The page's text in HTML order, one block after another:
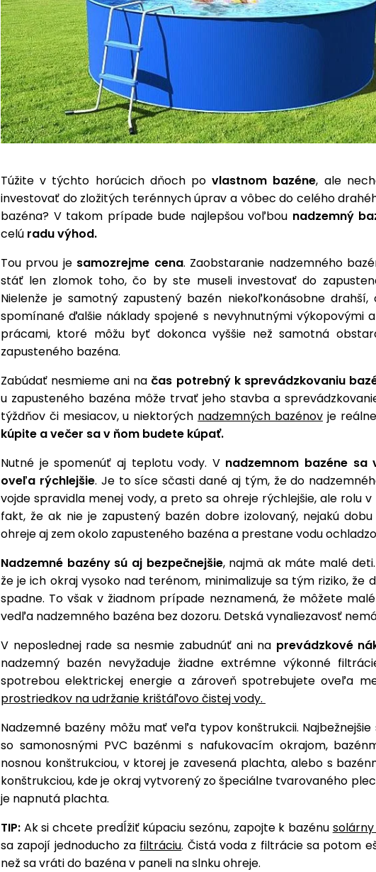
Túžite v týchto horúcich dňoch povlastnom bazéne, ale
investovať do zložitých terénnych úprav a vôbec do celého
bazéna? V takom prípade bude najlepšou voľbou nadzemný
celú radu výhod.
Tou prvou je samozrejme cena. Zaobstaranie nadzemného
stáť len zlomok toho, čo by ste museli investovať do
Nielenže je samotný zapustený bazén niekoľkonásobne drahší,
spomínané ďalšie náklady spojené s nevyhnutnými výkopovými
prácami, ktoré môžu byť dokonca vyššie než samotná
zapusteného bazéna.
Zabúdať nesmieme ani na čas potrebný k sprevádzkovaniu
u zapusteného bazéna môže trvať jeho stavba a
týždňov či mesiacov, u niektorých nadzemných bazénovje
kúpite a večer sa v ňom budete kúpať.
Nutné je spomenúť aj teplotu vody. V nadzemnom bazéne sa
oveľa rýchlejšie. Je to síce sčasti dané aj tým, že do
vojde spravidla menej vody, a preto sa ohreje rýchlejšie, ale rolu
fakt, že ak nie je zapustený bazén dobre izolovaný, nejakú
ohreje aj zem okolo zapusteného bazéna a prestane vodu
Nadzemné bazény sú aj bezpečnejšie, najmä ak máte malé
že je ich okraj vysoko nad terénom, minimalizuje sa tým riziko, že
spadne. To však v žiadnom prípade neznamená, že môžete
vedľa nadzemného bazéna bez dozoru. Detská vynaliezavosť
V neposlednej rade sa nesmie zabudnúť ani na prevádzkové
nadzemný bazén nevyžaduje žiadne extrémne výkonné
spotrebou elektrickej energie a zároveň spotrebujete oveľa
prostriedkov na udržanie krištáľovo čistej vody.
Nadzemné bazény môžu mať veľa typov konštrukcii.
so samonosnými PVC bazénmi s nafukovacím okrajom,
nosnou konštrukciou, v ktorej je zavesená plachta, alebo s
konštrukciou, kde je okraj vytvorený zo špeciálne tvarovaného
je napnutá plachta.
TIP: Ak si chcete predĺžiť kúpaciu sezónu, zapojte k bazénu
sa zapojí jednoducho za filtráciu. Čistá voda z filtrácie sa potom
než sa vráti do bazéna v paneli na slnku ohreje.